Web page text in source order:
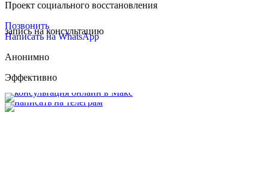
Проект социального восстановления
Позвонить
запись на консультацию
Написать на WhatsApp
Анонимно
Эффективно